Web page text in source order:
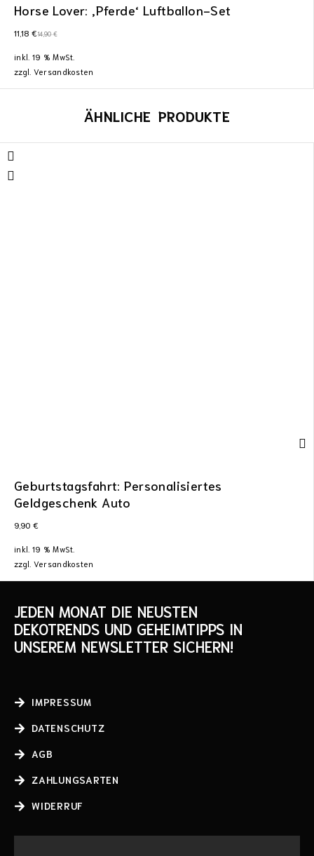
Horse Lover: ‚Pferde‘ Luftballon-Set
14,90€
11,18 €
inkl. 19 % MwSt.
zzgl. Versandkosten
ÄHNLICHE PRODUKTE
Geburtstagsfahrt: Personalisiertes
Geldgeschenk Auto
9,90 €
inkl. 19 % MwSt.
zzgl. Versandkosten
JEDEN MONAT DIE NEUSTEN
DEKOTRENDS UND GEHEIMTIPPS IN
UNSEREM NEWSLETTER SICHERN!
IMPRESSUM
DATENSCHUTZ
AGB
ZAHLUNGSARTEN
WIDERRUF